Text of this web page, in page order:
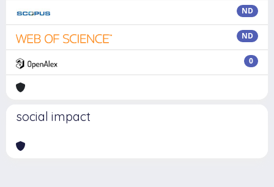
ND
ND
0
social impact